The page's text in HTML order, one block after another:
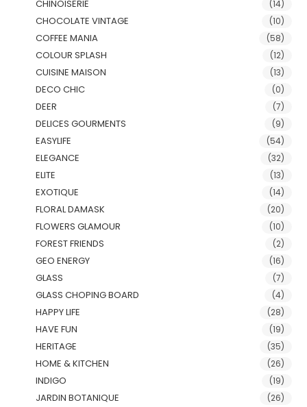
CHINOISERIE (14)
CHOCOLATE VINTAGE (10)
COFFEE MANIA (58)
COLOUR SPLASH (12)
CUISINE MAISON (13)
DECO CHIC (0)
DEER (7)
DELICES GOURMENTS (9)
EASYLIFE (54)
ELEGANCE (32)
ELITE (13)
EXOTIQUE (14)
FLORAL DAMASK (20)
FLOWERS GLAMOUR (10)
FOREST FRIENDS (2)
GEO ENERGY (16)
GLASS (7)
GLASS CHOPING BOARD (4)
HAPPY LIFE (28)
HAVE FUN (19)
HERITAGE (35)
HOME & KITCHEN (26)
INDIGO (19)
JARDIN BOTANIQUE (26)